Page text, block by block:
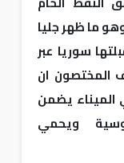
ما ظهر جليا
سوريا عبر
المختصون ان
يضمن
ويحمي